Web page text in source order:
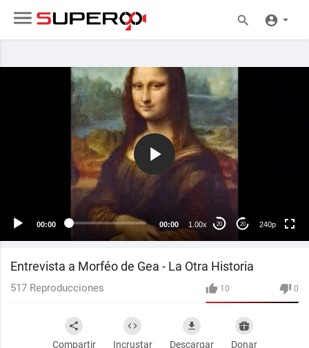
00:00 00:00 1.00x 20 20 240p
Entrevista a Morféo de Gea - La Otra Historia
10 0
517 Reproducciones
Compartir Incrustar Descargar Donar